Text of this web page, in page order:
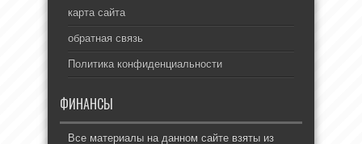
карта сайта
обратная связь
Политика конфиденциальности
ФИНАНСЫ
Все материалы на данном сайте взяты из